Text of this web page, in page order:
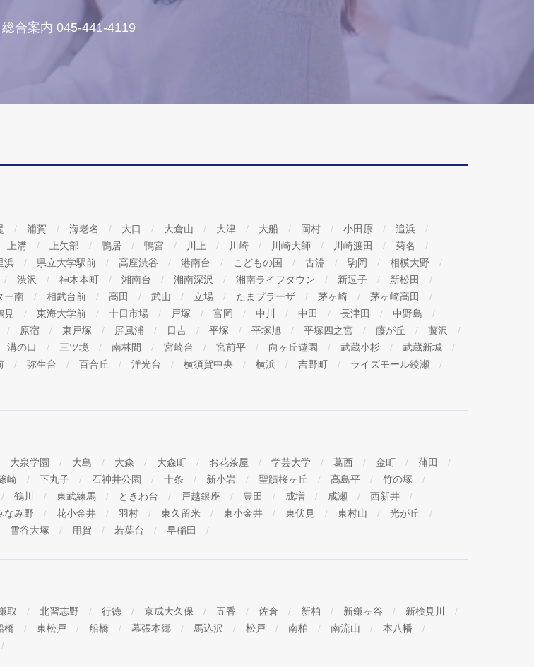
総合案内 045-441-4119
浦賀 海老名 大口 大倉山 大津 大船 岡村 小田原
追浜
上溝 上矢部 鴨居 鴨宮 川上 川崎 川崎大師 川崎渡田
菊名
浜 県立大学駅前 高座渋谷 港南台 こどもの国 古淵 駒岡
相模大野
渋沢 神木本町 湘南台 湘南深沢 湘南ライフタウン 新逗子
新松田
ー南 相武台前 高田 武山 立場 たまプラーザ 茅ヶ崎
茅ヶ崎高田
見 東海大学前 十日市場 戸塚 富岡 中川 中田 長津田
中野島
原宿 東戸塚 屏風浦 日吉 平塚 平塚旭 平塚四之宮 藤が丘
藤沢
溝の口 三ツ境 南林間 宮崎台 宮前平 向ヶ丘遊園 武蔵小杉
武蔵新城
弥生台 百合丘 洋光台 横須賀中央 横浜 吉野町
ライズモール綾瀬
大泉学園 大島 大森 大森町 お花茶屋 学芸大学 葛西 金町
蒲田
崎 下丸子 石神井公園 十条 新小岩 聖蹟桜ヶ丘 高島平
竹の塚
鶴川 東武練馬 ときわ台 戸越銀座 豊田 成増 成瀬
西新井
なみ野 花小金井 羽村 東久留米 東小金井 東伏見 東村山
光が丘
雪谷大塚 用賀 若葉台 早稲田
取 北習志野 行徳 京成大久保 五香 佐倉 新柏 新鎌ヶ谷
新検見川
橋 東松戸 船橋 幕張本郷 馬込沢 松戸 南柏 南流山
本八幡